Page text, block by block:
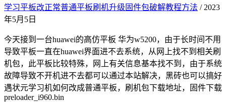
学习平板改正常普通平板刷机升级固件包破解教程方法 / 2023
年5月5日
今天接到一台huawei的高仿平板 华为w5200，由于长时间不用
导致平板一直在huawei界面进不去系统，从网上找不到相关刷
机包，此平板比较特殊，网上有关信息基本找不到，由于系统
故障导致不开机进不去都可以通过本站解决，黑砖也可以搞好
遇状元学习机如何改成普通平板，刷机包下载地址，固件下载
preloader_i960.bin